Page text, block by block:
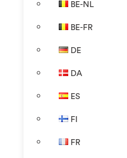
BE-NL
BE-FR
DE
DA
ES
FI
FR